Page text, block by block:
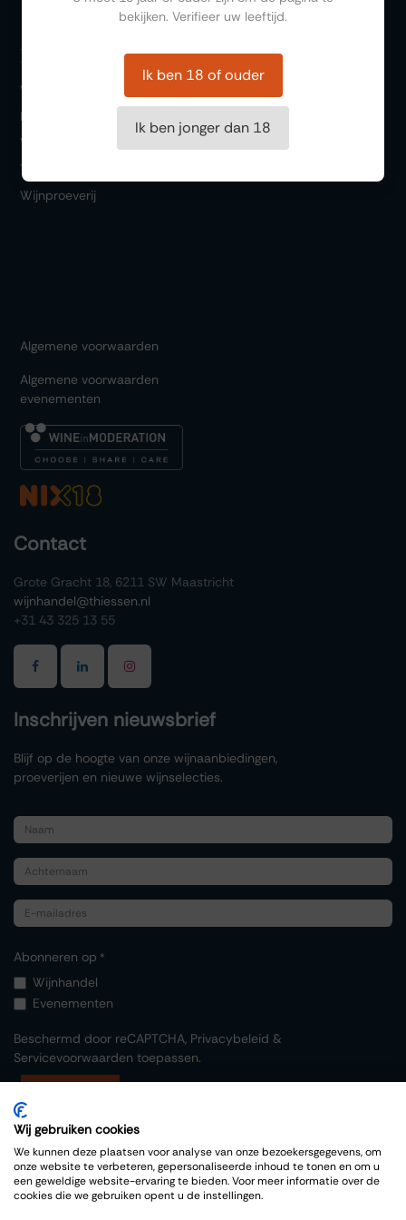
Bezoeken
Winkel
Bar 1717
Wijn & Spijs
Thema events
Wijnproeverij
Algemene voorwaarden
Algemene voorwaarden
evenementen
Contact
Grote Gracht 18, 6211 SW Maastricht
wijnhandel@thiessen.nl
+31 43 325 13 55
Inschrijven nieuwsbrief
Blijf op de hoogte van onze wijnaanbiedingen,
proeverijen en nieuwe wijnselecties.
Abonneren op *
Wijnhandel
Evenementen
Beschermd door reCAPTCHA, Privacybeleid &
Servicevoorwaarden toepassen.
bekijken. Verifieer uw leeftijd.
Ik ben 18 of ouder
Ik ben jonger dan 18
Wij gebruiken cookies
We kunnen deze plaatsen voor analyse van onze bezoekersgegevens, om
onze website te verbeteren, gepersonaliseerde inhoud te tonen en om u
een geweldige website-ervaring te bieden. Voor meer informatie over de
cookies die we gebruiken opent u de instellingen.